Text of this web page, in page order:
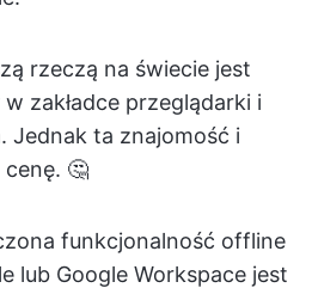
rzeczą na świecie jest
w zakładce przeglądarki i
Jednak ta znajomość i
🤔
funkcjonalność offline
lub Google Workspace jest